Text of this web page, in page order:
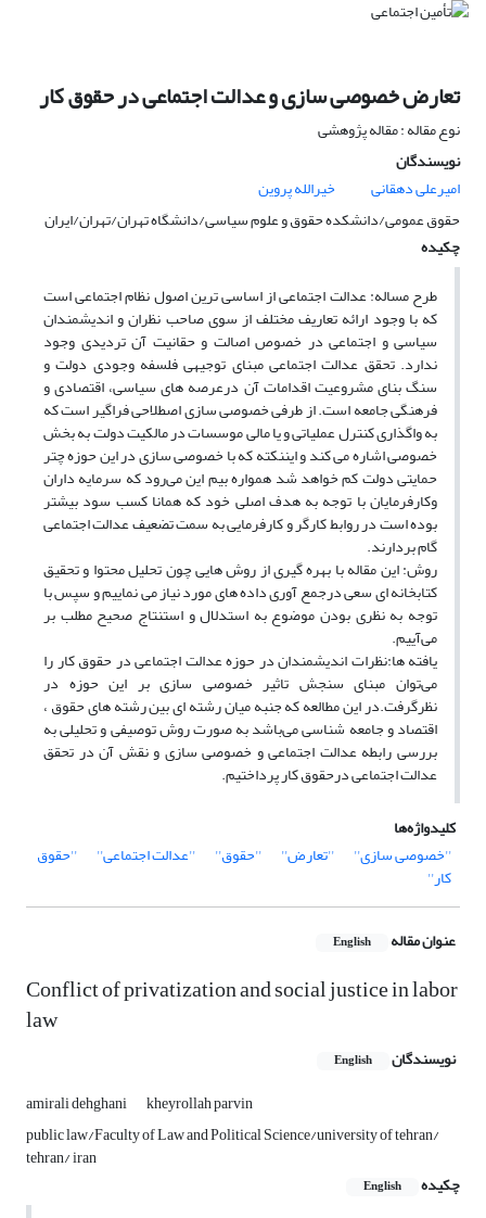
تعارض خصوصی سازی و عدالت اجتماعی در حقوق کار
نوع مقاله : مقاله پژوهشی
نویسندگان
امیرعلی دهقانی
خیرالله پروین
حقوق عمومی/دانشکده حقوق و علوم سیاسی/دانشگاه تهران/تهران/ایران
چکیده
طرح مساله: عدالت اجتماعی از اساسی ترین اصول نظام اجتماعی است
که با وجود ارائه تعاریف مختلف از سوی صاحب نظران و اندیشمندان
سیاسی و اجتماعی در خصوص اصالت و حقانیت آن تردیدی وجود
ندارد. تحقق عدالت اجتماعی مبنای توجیهی فلسفه وجودی دولت و
سنگ بنای مشروعیت اقدامات آن درعرصه های سیاسی، اقتصادی و
فرهنگی جامعه است. از طرفی خصوصی سازی اصطلاحی فراگیر است که
به واگذاری کنترل عملیاتی و یا مالی موسسات در مالکیت دولت به بخش
خصوصی اشاره می کند و ایننکته که با خصوصی سازی در این حوزه چتر
حمایتی دولت کم خواهد شد همواره بیم این می‌رود که سرمایه داران
وکارفرمایان با توجه به هدف اصلی خود که همانا کسب سود بیشتر
بوده است در روابط کارگر و کارفرمایی به سمت تضعیف عدالت اجتماعی
گام بردارند.
روش: این مقاله با بهره گیری از روش هایی چون تحلیل محتوا و تحقیق
کتابخانه ای سعی درجمع آوری داده های مورد نیاز می نماییم و سپس با
توجه به نظری بودن موضوع به استدلال و استنتاج صحیح مطلب بر
می‌آییم.
یافته ها:نظرات اندیشمندان در حوزه عدالت اجتماعی در حقوق کار را
می‌توان مبنای سنجش تاثیر خصوصی سازی بر این حوزه در
نظرگرفت.در این مطالعه که جنبه میان رشته ای بین رشته های حقوق ،
اقتصاد و جامعه شناسی می‌باشد به صورت روش توصیفی و تحلیلی به
بررسی رابطه عدالت اجتماعی و خصوصی سازی و نقش آن در تحقق
عدالت اجتماعی درحقوق کار پرداختیم.
کلیدواژه‌ها
''خصوصی سازی''
''تعارض'' ''حقوق'' ''عدالت اجتماعی'' ''حقوق
کار''
عنوان مقاله English
Conflict of privatization and social justice in labor
law
نویسندگان English
amirali dehghani
kheyrollah parvin
public law/Faculty of Law and Political Science/university of tehran/
tehran/ iran
چکیده
English